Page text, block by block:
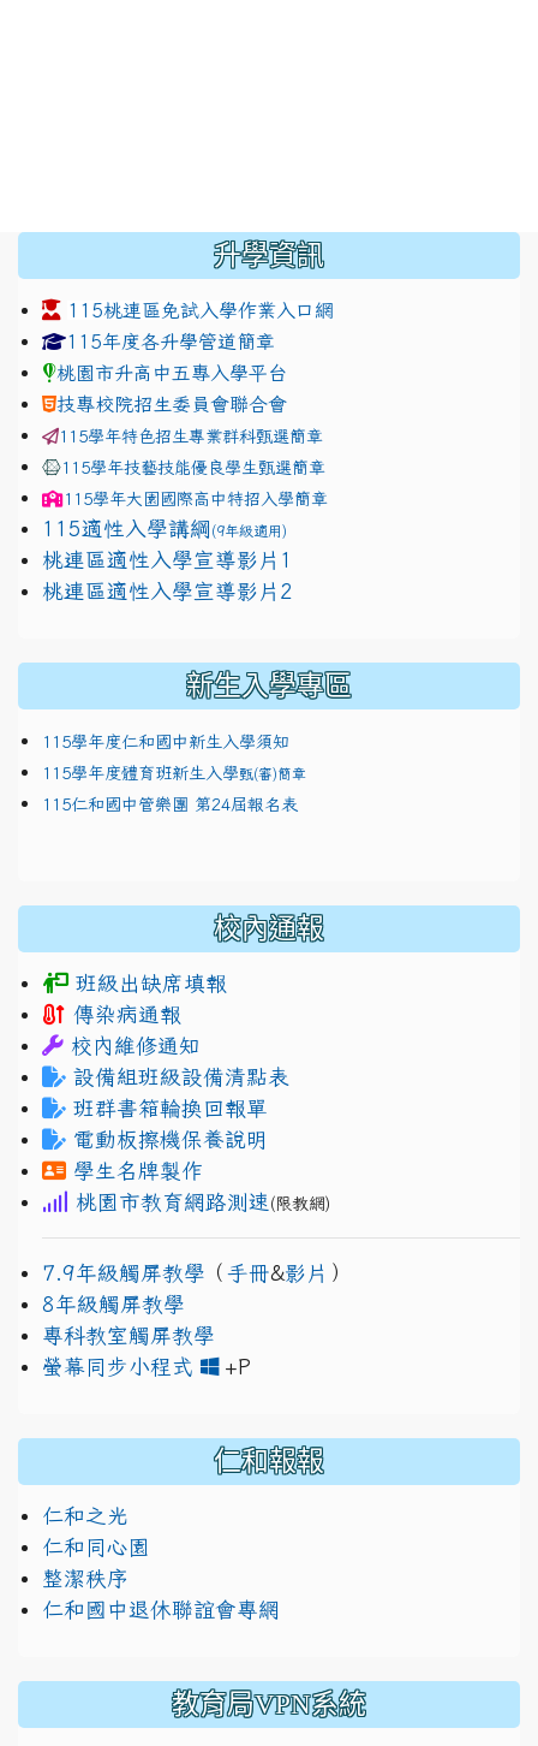
升學資訊
115桃連區免試入學作業入口網
link to https://www.jhjhs.tyc.edu.tw/modules/
115年度各升學管道簡章
桃園市升高中五專入學平台
技專校院招生委員會聯合會
115學年特色招生專業群科甄選簡章
115學年技藝技能優良學生甄選簡章
115學年大園國際高中特招入學簡章
115適性入學講綱 (9年級適用)
link to https://docs.google.com/presentation/d/
桃連區適性入學宣導影片1
link to https://docs.google.com/presentation/d/
桃連區適性入學宣導影片2
新生入學專區
115學年度仁和國中新生入學須知
115學年度體育班新生入學甄(審)簡章
115仁和國中管樂團 第24屆報名表
校內通報
班級出缺席填報
傳染病通報
校內維修通知
設備組班級設備清點表
班群書箱輪換回報單
電動板擦機保養說明
學生名牌製作
桃園市教育網路測速 (限教網)
7.9年級觸屏教學 （ 手冊&影片 ）
8年級觸屏教學
專科教室觸屏教學
螢幕同步小程式
+P
仁和報報
仁和之光
仁和同心園
整潔秩序
仁和國中退休聯誼會專網
教育局VPN系統